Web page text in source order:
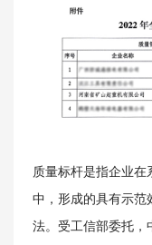
质量标杆是指企业在
中，形成的具有示范
法。受工信部委托，